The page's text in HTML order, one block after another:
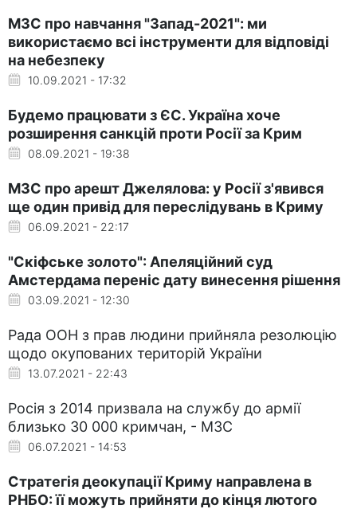
МЗС про навчання "Запад-2021": ми
використаємо всі інструменти для відповіді
на небезпеку
10.09.2021 - 17:32
Будемо працювати з ЄС. Україна хоче
розширення санкцій проти Росії за Крим
08.09.2021 - 19:38
МЗС про арешт Джелялова: у Росії з'явився
ще один привід для переслідувань в Криму
06.09.2021 - 22:17
"Скіфське золото": Апеляційний суд
Амстердама переніс дату винесення рішення
03.09.2021 - 12:30
Рада ООН з прав людини прийняла резолюцію
щодо окупованих територій України
13.07.2021 - 22:43
Росія з 2014 призвала на службу до армії
близько 30 000 кримчан, - МЗС
06.07.2021 - 14:53
Стратегія деокупації Криму направлена в
РНБО: її можуть прийняти до кінця лютого